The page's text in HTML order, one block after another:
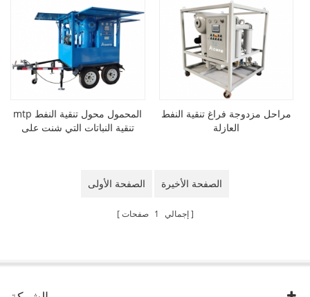
mtp المحمول محول تنقية النفط
تنقية النباتات التي شنت على
مراحل مزدوجة فراغ تنقية النفط
العازلة
الصفحة الأولى الصفحة الأخيرة
إجمالي 1 صفحات